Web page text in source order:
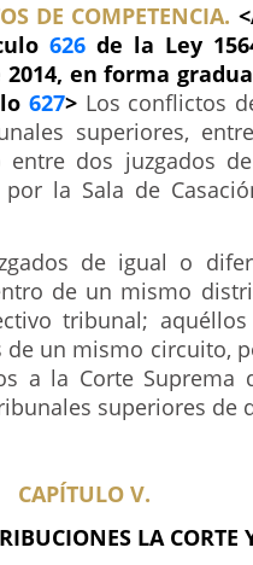
DE COMPETENCIA.
626 de la Ley
en forma
627> Los conflictos
superiores,
dos juzgados
la Sala de
de igual o
de un mismo
tribunal;
un mismo circuito,
a la Corte Suprema
superiores de
CAPÍTULO V.
LA CORTE